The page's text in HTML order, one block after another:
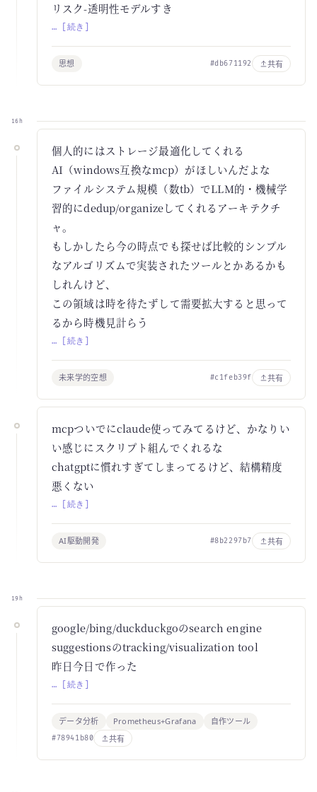
リスク-透明性モデルすき
… [続き]
思想 #db671192 共有
16h
個人的にはストレージ最適化してくれる
AI（windows互換なmcp）がほしいんだよな
ファイルシステム規模（数tb）でLLM的・機械学
習的にdedup/organizeしてくれるアーキテクチ
ャ。
もしかしたら今の時点でも探せば比較的シンプル
なアルゴリズムで実装されたツールとかあるかも
しれんけど、
この領域は時を待たずして需要拡大すると思って
るから時機見計らう
… [続き]
未来学的空想 #c1feb39f 共有
mcpついでにclaude使ってみてるけど、かなりい
い感じにスクリプト組んでくれるな
chatgptに慣れすぎてしまってるけど、結構精度
悪くない
… [続き]
AI駆動開発 #8b2297b7 共有
19h
google/bing/duckduckgoのsearch engine
suggestionsのtracking/visualization tool
昨日今日で作った
… [続き]
データ分析 Prometheus+Grafana 自作ツール
#78941b80 共有